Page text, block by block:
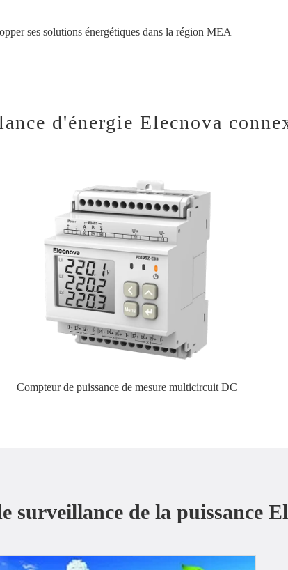
ses solutions énergétiques dans la région MEA
d'énergie Elecnova
Compteur de puissance de mesure multicircuit DC
surveillance de la puissance